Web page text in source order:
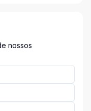
nossos